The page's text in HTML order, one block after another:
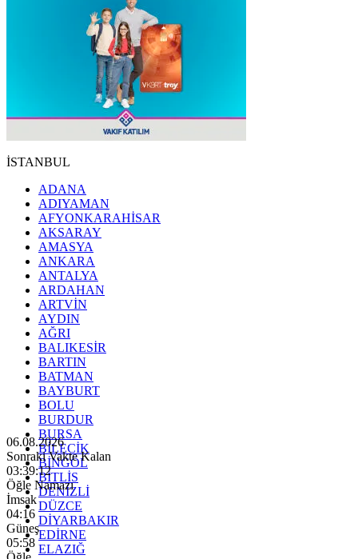
İSTANBUL
ADANA
ADIYAMAN
AFYONKARAHİSAR
AKSARAY
AMASYA
ANKARA
ANTALYA
ARDAHAN
ARTVİN
AYDIN
AĞRI
BALIKESİR
BARTIN
BATMAN
BAYBURT
BOLU
BURDUR
BURSA
BİLECİK
BİNGÖL
BİTLİS
DENİZLİ
DÜZCE
DİYARBAKIR
EDİRNE
ELAZIĞ
06.08.2026
Sonraki Vakte Kalan
03:39:10
Öğle Namazı
İmsak
04:16
Güneş
05:58